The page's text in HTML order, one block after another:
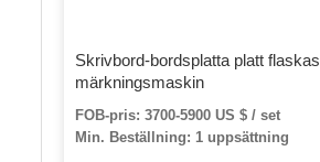
Skrivbord-bordsplatta platt
märkningsmaskin
FOB-pris: 3700-5900 US $ / set
Min. Beställning: 1 uppsättning